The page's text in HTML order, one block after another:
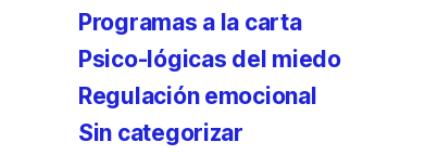
Programas a la carta
Psico-lógicas del miedo
Regulación emocional
Sin categorizar